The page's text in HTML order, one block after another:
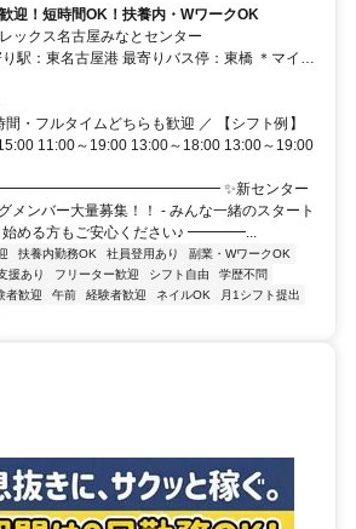
迎！短時間OK！扶養内・WワークOK
ックス名古屋みなとセンター
駅：東名古屋港 最寄りバス停：東橋 ＊マイカ
勤OK
・フルタイムどちらも歓迎 ／ 【シフト例】
11:00～19:00 13:00～18:00 13:00～19:00
✨新センター
メンバー大量募集！！ - みんな一緒のスタート
始める方もご安心ください♪ ━━━━...
扶養内勤務OK 社員登用あり
副業・WワークOK
援あり フリーター歓迎 シフト自由
学歴不問
者歓迎 午前 経験者歓迎 ネイルOK
月1シフト提出